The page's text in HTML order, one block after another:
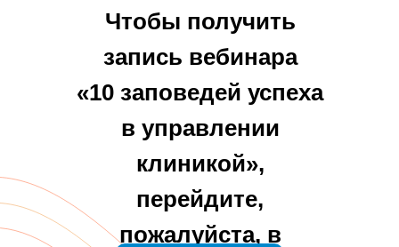
Чтобы получить
запись вебинара
«10 заповедей успеха
в управлении
клиникой»,
перейдите,
пожалуйста, в